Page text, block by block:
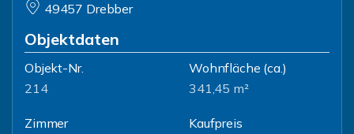
49457 Drebber
Objektdaten
Objekt-Nr.
214
Wohnfläche (ca.)
341,45 m²
Zimmer
Kaufpreis